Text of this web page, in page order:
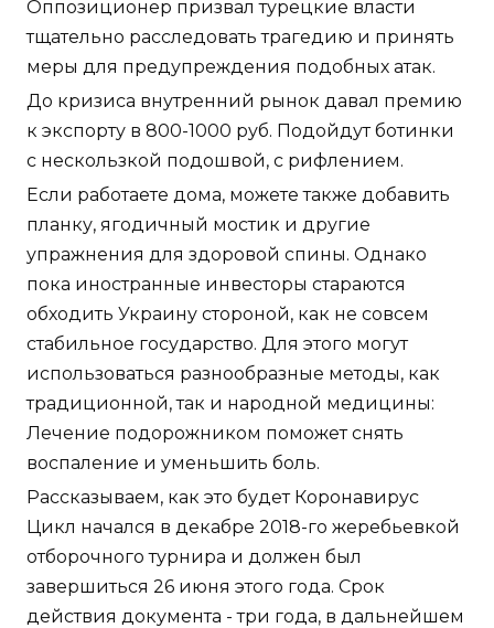
Оппозиционер призвал турецкие власти
тщательно расследовать трагедию и принять
меры для предупреждения подобных атак.
До кризиса внутренний рынок давал премию
к экспорту в 800-1000 руб. Подойдут ботинки
с нескользкой подошвой, с рифлением.
Если работаете дома, можете также добавить
планку, ягодичный мостик и другие
упражнения для здоровой спины. Однако
пока иностранные инвесторы стараются
обходить Украину стороной, как не совсем
стабильное государство. Для этого могут
использоваться разнообразные методы, как
традиционной, так и народной медицины:
Лечение подорожником поможет снять
воспаление и уменьшить боль.
Рассказываем, как это будет Коронавирус
Цикл начался в декабре 2018-го жеребьевкой
отборочного турнира и должен был
завершиться 26 июня этого года. Срок
действия документа - три года, в дальнейшем